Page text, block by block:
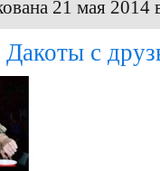
21 мая 2014
с